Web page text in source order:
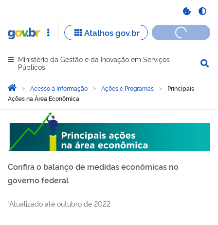
Abrir menu principal de navegação
Ministério da Gestão e da Inovação em Serviços
Públicos
Você está aqui:
Página Inicial
Acesso à Informação Ações e Programas
Principais
Ações na Área Econômica
Principais Ações na Área
Confira o balanço de medidas econômicas no
governo federal
*Atualizado até outubro de 2022